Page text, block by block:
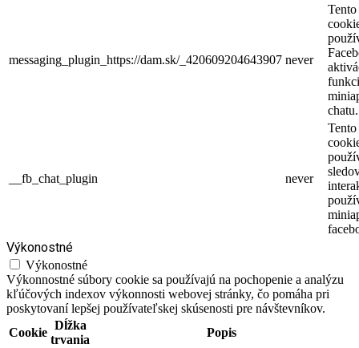
messaging_plugin_https://dam.sk/_420609204643907 never
chatu.
__fb_chat_plugin never
Výkonostné
Výkonostné
Výkonnostné súbory cookie sa používajú na pochopenie a analýzu
kľúčových indexov výkonnosti webovej stránky, čo pomáha pri
poskytovaní lepšej používateľskej skúsenosti pre návštevníkov.
Cookie
Dĺžka
trvania
Popis